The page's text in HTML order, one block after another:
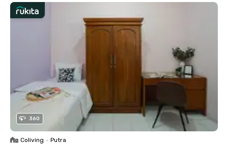
360
Coliving • Putra